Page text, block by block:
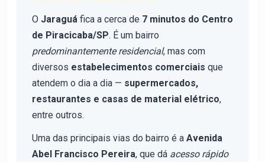
O Jaraguá fica a cerca de 7 minutos do Centro
de Piracicaba/SP. É um bairro
predominantemente residencial, mas com
diversos estabelecimentos comerciais que
atendem o dia a dia — supermercados,
restaurantes e casas de material elétrico,
entre outros.
Uma das principais vias do bairro é a Avenida
Abel Francisco Pereira, que dá acesso rápido